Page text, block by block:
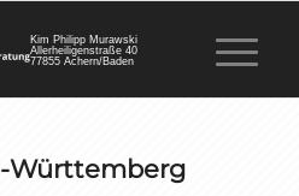
Kim Philipp Murawski
Allerheiligenstraße 40
77855 Achern/Baden
Württemberg